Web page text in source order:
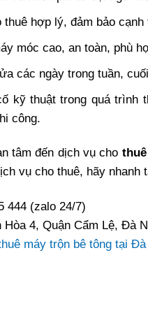
thuê hợp lý, đảm bảo
móc cao, an toàn, phù
các ngày trong tuần,
kỹ thuật trong quá
công.
tâm đến dịch vụ cho
vụ cho thuê, hãy
444 (zalo 24/7)
Hòa 4, Quận Cẩm Lệ, Đà
máy trộn bê tông tại